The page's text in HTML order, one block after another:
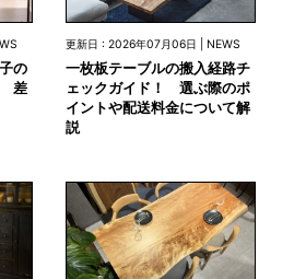
の
差
更新日 : 2026年07月06日 | NEWS
一枚板テーブルの搬入経路チ
ェックガイド！ 選ぶ際のポ
イントや配送料金について解
説